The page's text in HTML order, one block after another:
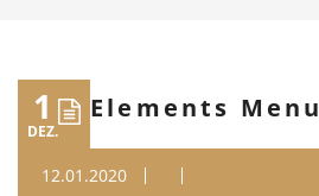
1
DEZ.
Elements Menu
12.01.2020